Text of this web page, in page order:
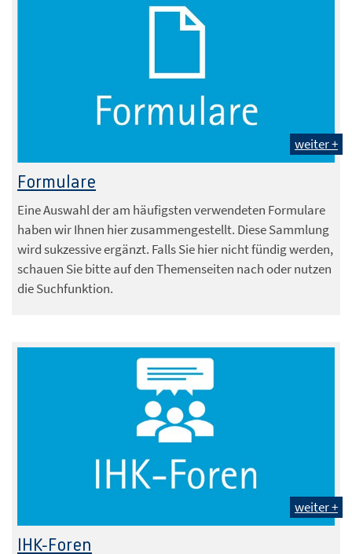
weiter +
Formulare
Eine Auswahl der am häufigsten verwendeten Formulare
haben wir Ihnen hier zusammengestellt. Diese Sammlung
wird sukzessive ergänzt. Falls Sie hier nicht fündig werden,
schauen Sie bitte auf den Themenseiten nach oder nutzen
die Suchfunktion.
weiter +
IHK-Foren